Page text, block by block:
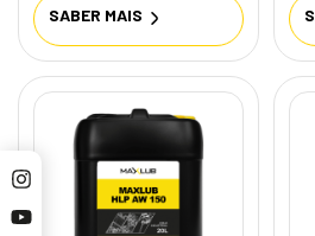
SABER MAIS